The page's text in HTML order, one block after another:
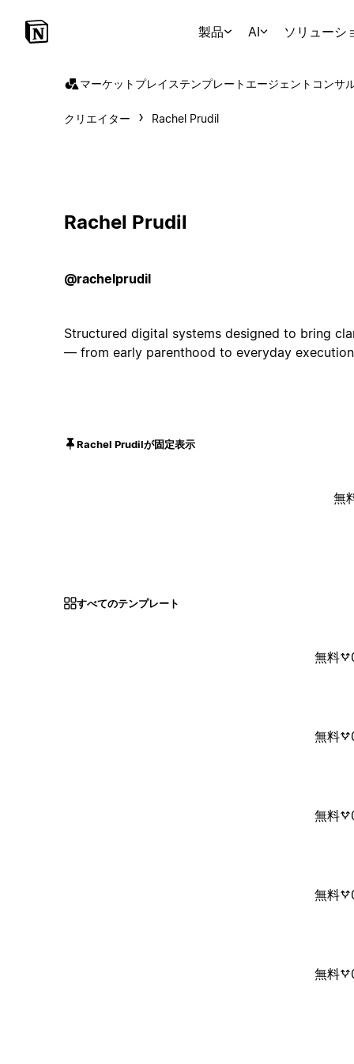
製品 AI ソリューシ
マーケットプレイステンプレート エージェント コンサ
クリエイター Rachel Prudil
Rachel Prudil
@rachelprudil
Structured digital systems designed to bring
— from early parenthood to everyday
Rachel Prudilが固定表示
無
すべてのテンプレート
無料
無料
無料
無料
無料